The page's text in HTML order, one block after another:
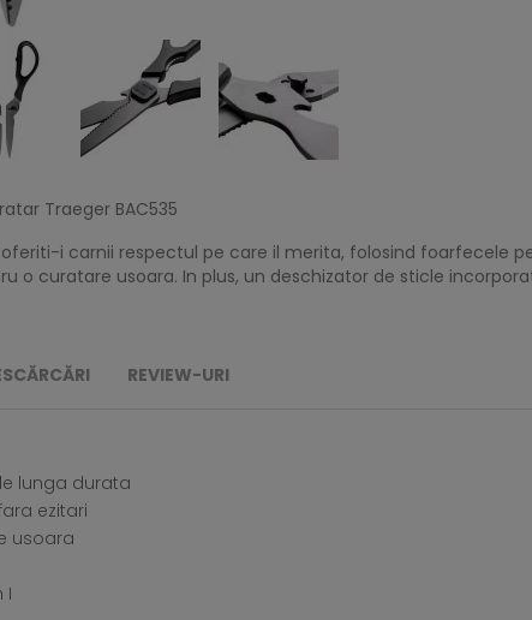
Traeger BAC535
i carnii respectul pe care il merita, folosind foarfecele
o curatare usoara. In plus, un deschizator de sticle
REVIEW-URI
lunga durata
ezitari
usoara
I